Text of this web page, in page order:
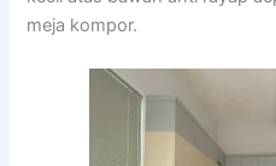
meja kompor.